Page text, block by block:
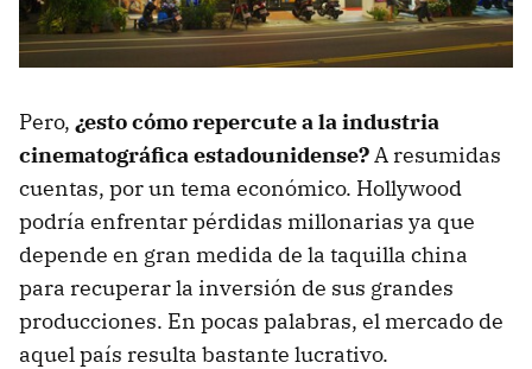
Pero, ¿esto cómo repercute a la industria
cinematográfica estadounidense?A resumidas
cuentas, por un tema económico. Hollywood
podría enfrentar pérdidas millonarias ya que
depende en gran medida de la taquilla china
para recuperar la inversión de sus grandes
producciones. En pocas palabras, el mercado de
aquel país resulta bastante lucrativo.